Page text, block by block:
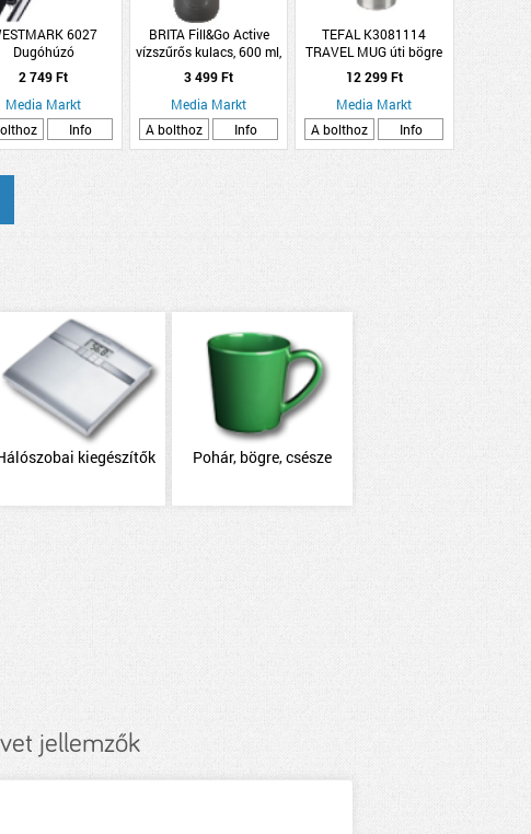
6027
Dugóhúzó
2 749 Ft
Media Markt
Info
BRITA Fill&Go Active
vízszűrős kulacs, 600 ml,
lila
3 499 Ft
Media Markt
A bolthoz
Info
TEFAL K3081114
TRAVEL MUG úti bögre
0.36L fekete/ezüst
12 299 Ft
Media Markt
A bolthoz
Info
kiegészítők Pohár, bögre, csésze
jellemzők